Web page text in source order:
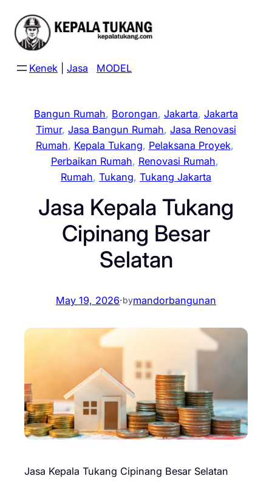
content
Kenek Jasa MODEL
Bangun Rumah, Borongan, Jakarta, Jakarta
Timur, Jasa Bangun Rumah, Jasa Renovasi
Rumah, Kepala Tukang, Pelaksana Proyek
Perbaikan Rumah, Renovasi Rumah
Rumah, Tukang, Tukang Jakarta
Jasa Kepala Tukang
Cipinang Besar
Selatan
May 19, 2026·bymandorbangunan
Jasa Kepala Tukang Cipinang Besar Selatan